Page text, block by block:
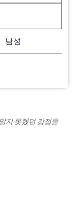
남성
지 못했던 강점을